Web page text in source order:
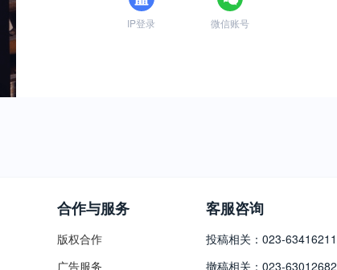
IP登录 微信账号
合作与服务
版权合作
广告服务
客服咨询
投稿相关：023-63416211
撤稿相关：023-63012682